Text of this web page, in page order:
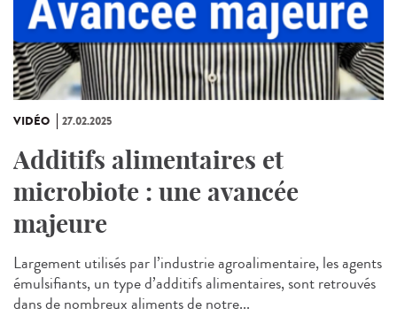
VIDÉO 27.02.2025
Additifs alimentaires et
microbiote : une avancée
majeure
Largement utilisés par l’industrie agroalimentaire, les agents
émulsifiants, un type d’additifs alimentaires, sont retrouvés
dans de nombreux aliments de notre...